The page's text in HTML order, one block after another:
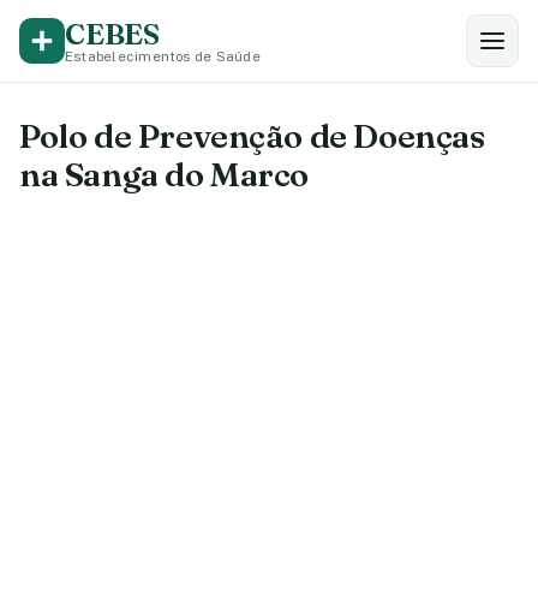
CEBES
Estabelecimentos de Saúde
Polo de Prevenção de Doenças
na Sanga do Marco